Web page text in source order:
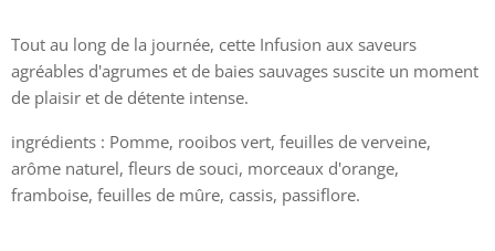
Tout au long de la journée, cette Infusion aux saveurs
agréables d'agrumes et de baies sauvages suscite un moment
de plaisir et de détente intense.
ingrédients : Pomme, rooibos vert, feuilles de verveine,
arôme naturel, fleurs de souci, morceaux d'orange,
framboise, feuilles de mûre, cassis, passiflore.